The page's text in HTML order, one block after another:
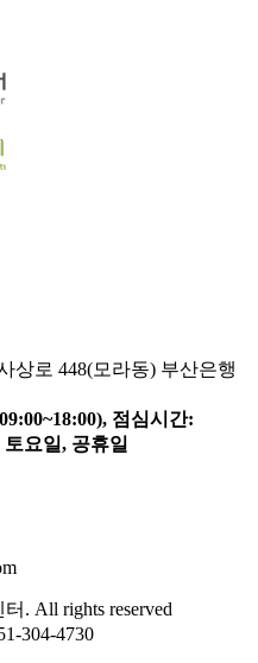
상로 448(모라동) 부산은행
점심시간:
토요일, 공휴일
. All rights reserved
304-4730